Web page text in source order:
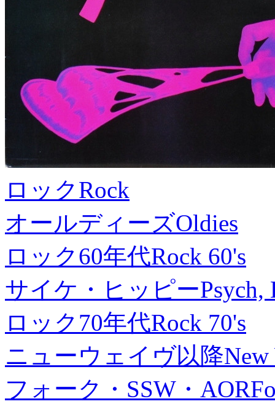
ロックRock
オールディーズOldies
ロック60年代Rock 60's
サイケ・ヒッピーPsych,
ロック70年代Rock 70's
ニューウェイヴ以降New
フォーク・SSW・AOR